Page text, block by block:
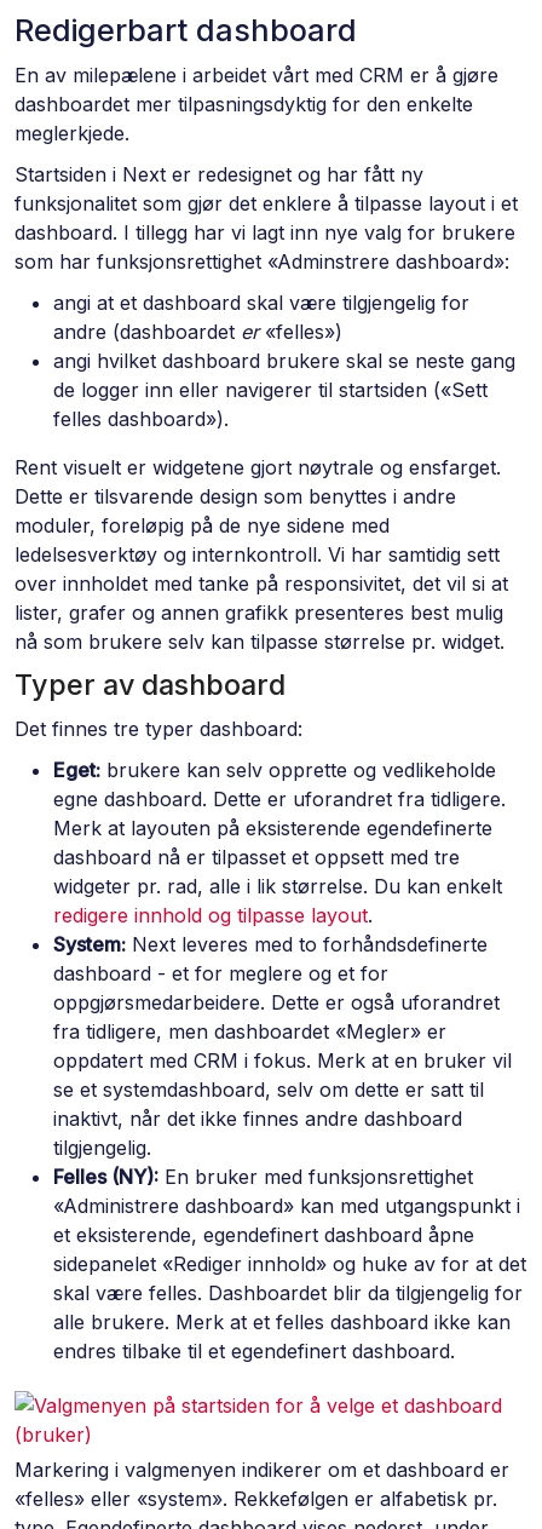
Redigerbart dashboard
En av milepælene i arbeidet vårt med CRM er å gjøre
dashboardet mer tilpasningsdyktig for den enkelte
meglerkjede.
Startsiden i Next er redesignet og har fått ny
funksjonalitet som gjør det enklere å tilpasse layout i et
dashboard. I tillegg har vi lagt inn nye valg for brukere
som har funksjonsrettighet «Adminstrere dashboard»:
angi at et dashboard skal være tilgjengelig for
andre (dashboardet er«felles»)
angi hvilket dashboard brukere skal se neste gang
de logger inn eller navigerer til startsiden («Sett
felles dashboard»).
Rent visuelt er widgetene gjort nøytrale og ensfarget.
Dette er tilsvarende design som benyttes i andre
moduler, foreløpig på de nye sidene med
ledelsesverktøy og internkontroll. Vi har samtidig sett
over innholdet med tanke på responsivitet, det vil si at
lister, grafer og annen grafikk presenteres best mulig
nå som brukere selv kan tilpasse størrelse pr. widget.
Typer av dashboard
Det finnes tre typer dashboard:
Eget: brukere kan selv opprette og vedlikeholde
egne dashboard. Dette er uforandret fra tidligere.
Merk at layouten på eksisterende egendefinerte
dashboard nå er tilpasset et oppsett med tre
widgeter pr. rad, alle i lik størrelse. Du kan enkelt
redigere innhold og tilpasse layout.
System: Next leveres med to forhåndsdefinerte
dashboard - et for meglere og et for
oppgjørsmedarbeidere. Dette er også uforandret
fra tidligere, men dashboardet «Megler» er
oppdatert med CRM i fokus. Merk at en bruker vil
se et systemdashboard, selv om dette er satt til
inaktivt, når det ikke finnes andre dashboard
tilgjengelig.
Felles (NY): En bruker med funksjonsrettighet
«Administrere dashboard» kan med utgangspunkt i
et eksisterende, egendefinert dashboard åpne
sidepanelet «Rediger innhold» og huke av for at det
skal være felles. Dashboardet blir da tilgjengelig for
alle brukere. Merk at et felles dashboard ikke kan
endres tilbake til et egendefinert dashboard.
Markering i valgmenyen indikerer om et dashboard er
«felles» eller «system». Rekkefølgen er alfabetisk pr.